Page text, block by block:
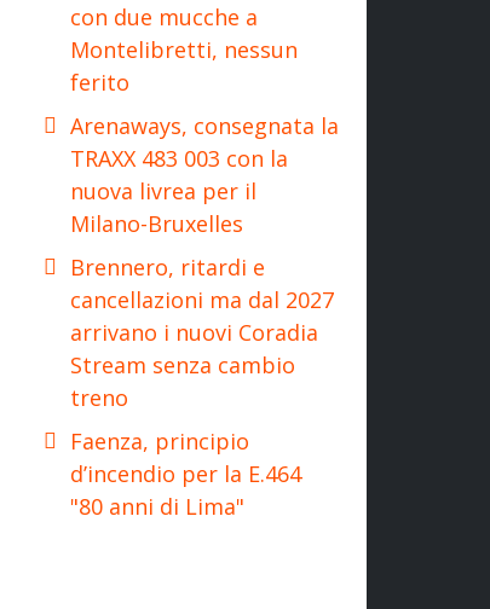
con due mucche a
Montelibretti, nessun
ferito
Arenaways, consegnata la
TRAXX 483 003 con la
nuova livrea per il
Milano-Bruxelles
Brennero, ritardi e
cancellazioni ma dal 2027
arrivano i nuovi Coradia
Stream senza cambio
treno
Faenza, principio
d’incendio per la E.464
"80 anni di Lima"